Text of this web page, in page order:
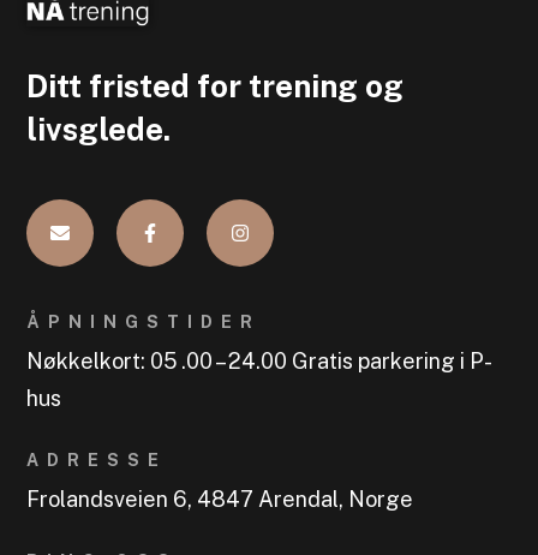
Ditt fristed for trening og
livsglede.
ÅPNINGSTIDER
Nøkkelkort: 05 .00 – 24.00 Gratis parkering i P-
hus
ADRESSE
Frolandsveien 6, 4847 Arendal, Norge